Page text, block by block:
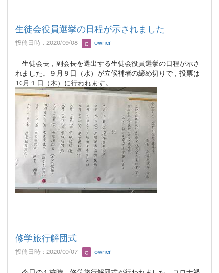
生徒会役員選挙の日程が示されました
投稿日時 : 2020/09/08 owner
生徒会長，副会長を選出する生徒会役員選挙の日程が示さ
れました。９月９日（水）が立候補者の締め切りで，投票は
10月１日（木）に行われます。
修学旅行解団式
投稿日時 : 2020/09/07 owner